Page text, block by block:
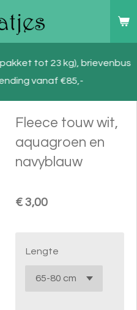
tot 23 kg), brievenbus
vanaf €85,-
Fleece touw wit,
aquagroen en
navyblauw
€ 3,00
Lengte